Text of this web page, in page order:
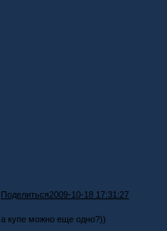
Поделиться2009-10-18 17:31:27
а купе можно еще одно?))